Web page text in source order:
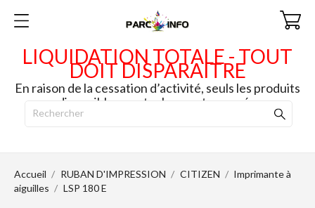
LIQUIDATION TOTALE - TOUT
DOIT DISPARAITRE
En raison de la cessation d’activité, seuls les produits
disponibles en stock seront envoyés.
Accueil RUBAN D'IMPRESSION CITIZEN
Imprimante à
aiguilles
LSP 180 E